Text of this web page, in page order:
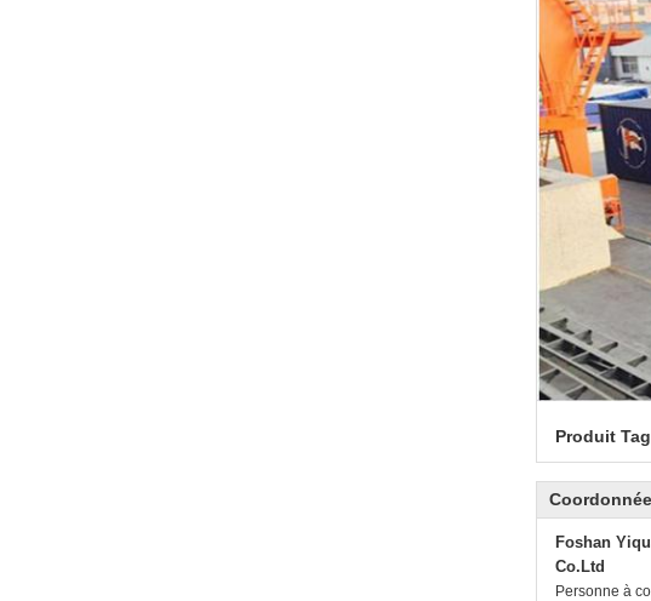
Produit
Foshan
Co.Ltd
Personne à